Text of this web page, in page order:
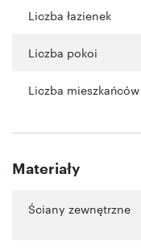
Liczba łazienek
Liczba pokoi
Liczba mieszkańców
Materiały
Ściany zewnętrzne